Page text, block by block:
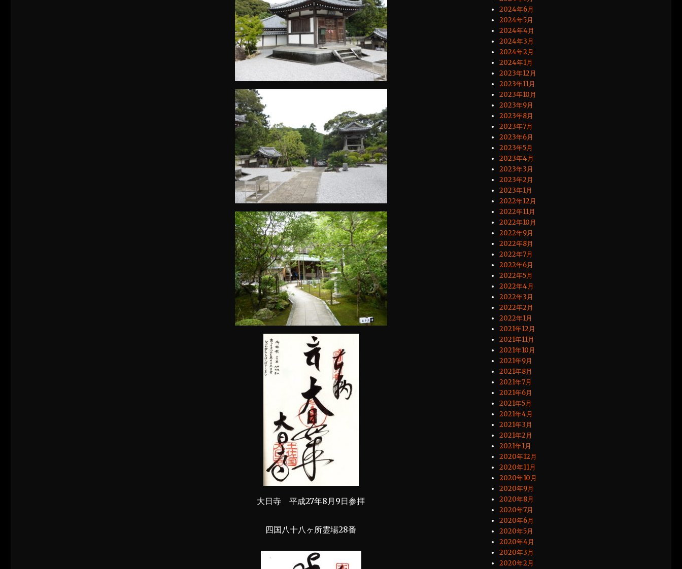
大日寺 平成27年8月9日参拝
四国八十八ヶ所霊場28番
2024年6月
2024年5月
2024年4月
2024年3月
2024年2月
2024年1月
2023年12月
2023年11月
2023年10月
2023年9月
2023年8月
2023年7月
2023年6月
2023年5月
2023年4月
2023年3月
2023年2月
2023年1月
2022年12月
2022年11月
2022年10月
2022年9月
2022年8月
2022年7月
2022年6月
2022年5月
2022年4月
2022年3月
2022年2月
2022年1月
2021年12月
2021年11月
2021年10月
2021年9月
2021年8月
2021年7月
2021年6月
2021年5月
2021年4月
2021年3月
2021年2月
2021年1月
2020年12月
2020年11月
2020年10月
2020年9月
2020年8月
2020年7月
2020年6月
2020年5月
2020年4月
2020年3月
2020年2月